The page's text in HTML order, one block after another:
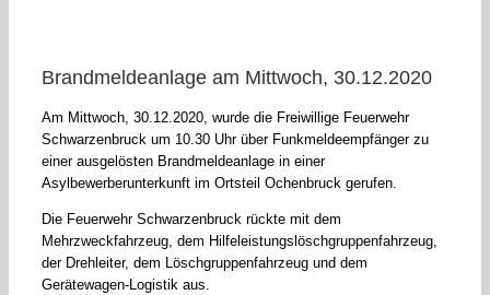
Brandmeldeanlage am Mittwoch, 30.12.2020
Am Mittwoch, 30.12.2020, wurde die Freiwillige Feuerwehr
Schwarzenbruck um 10.30 Uhr über Funkmeldeempfänger zu
einer ausgelösten Brandmeldeanlage in einer
Asylbewerberunterkunft im Ortsteil Ochenbruck gerufen.
Die Feuerwehr Schwarzenbruck rückte mit dem
Mehrzweckfahrzeug, dem Hilfeleistungslöschgruppenfahrzeug,
der Drehleiter, dem Löschgruppenfahrzeug und dem
Gerätewagen-Logistik aus.